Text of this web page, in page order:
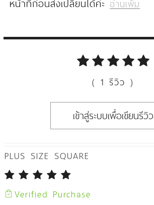
หน้าที่ก่อนส่งเปลี่ยนได้ค่ะ อ่านเพิ่ม
( 1 รีวิว )
เข้าสู่ระบบเพื่อเขียนรีวิว
PLUS SIZE SQUARE
Verified Purchase